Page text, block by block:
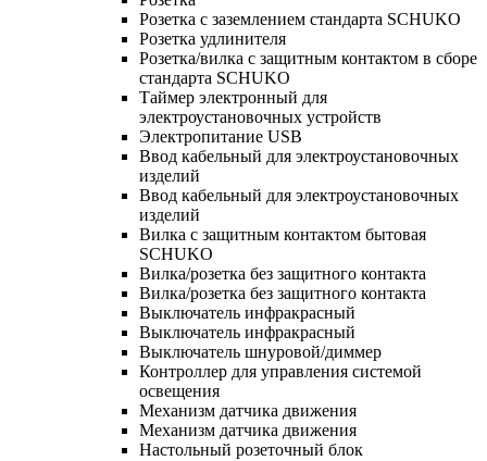
Розетка с заземлением стандарта SCHUKO
Розетка удлинителя
Розетка/вилка с защитным контактом в сборе
стандарта SCHUKO
Таймер электронный для
электроустановочных устройств
Электропитание USB
Ввод кабельный для электроустановочных
изделий
Ввод кабельный для электроустановочных
изделий
Вилка с защитным контактом бытовая
SCHUKO
Вилка/розетка без защитного контакта
Вилка/розетка без защитного контакта
Выключатель инфракрасный
Выключатель инфракрасный
Выключатель шнуровой/диммер
Контроллер для управления системой
освещения
Механизм датчика движения
Механизм датчика движения
Настольный розеточный блок